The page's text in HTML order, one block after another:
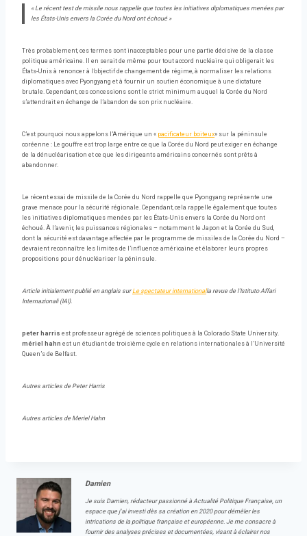
« Le récent test de missile nous rappelle que toutes les initiatives diplomatiques menées par
les États-Unis envers la Corée du Nord ont échoué »
Très probablement, ces termes sont inacceptables pour une partie décisive de la classe
politique américaine. Il en serait de même pour tout accord nucléaire qui obligerait les
États-Unis à renoncer à l’objectif de changement de régime, à normaliser les relations
diplomatiques avec Pyongyang et à fournir un soutien économique à une dictature
brutale. Cependant, ces concessions sont le strict minimum auquel la Corée du Nord
s’attendrait en échange de l’abandon de son prix nucléaire.
C’est pourquoi nous appelons l’Amérique un « pacificateur boiteux» sur la péninsule
coréenne : Le gouffre est trop large entre ce que la Corée du Nord peut exiger en échange
de la dénucléarisation et ce que les dirigeants américains concernés sont prêts à
abandonner.
Le récent essai de missile de la Corée du Nord rappelle que Pyongyang représente une
grave menace pour la sécurité régionale. Cependant, cela rappelle également que toutes
les initiatives diplomatiques menées par les États-Unis envers la Corée du Nord ont
échoué. À l’avenir, les puissances régionales – notamment le Japon et la Corée du Sud,
dont la sécurité est davantage affectée par le programme de missiles de la Corée du Nord –
devraient reconnaître les limites de l’influence américaine et élaborer leurs propres
propositions pour dénucléariser la péninsule.
Article initialement publié en anglais surLe spectateur internationalla revue de l’Istituto Affari
Internazionali (IAI).
peter harris est professeur agrégé de sciences politiques à la Colorado State University.
mériel hahn est un étudiant de troisième cycle en relations internationales à l’Université
Queen’s de Belfast.
Autres articles de Peter Harris
Autres articles de Meriel Hahn
Damien
Je suis Damien, rédacteur passionné à Actualité Politique Française, un
espace que j'ai investi dès sa création en 2020 pour démêler les
intrications de la politique française et européenne. Je me consacre à
fournir des analyses précises et documentées, visant à éclairer nos